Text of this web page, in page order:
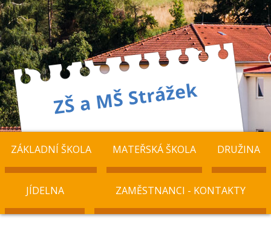
ZÁKLADNÍ ŠKOLA MATEŘSKÁ ŠKOLA DRUŽINA
JÍDELNA ZAMĚSTNANCI - KONTAKTY